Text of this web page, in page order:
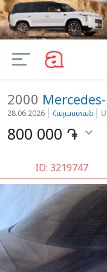
2000
28.06.2026 Հայաստան
800 000 ֏ 
ID: 3219747